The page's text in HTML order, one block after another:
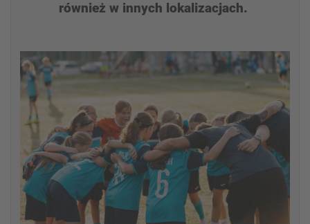
również w innych lokalizacjach.